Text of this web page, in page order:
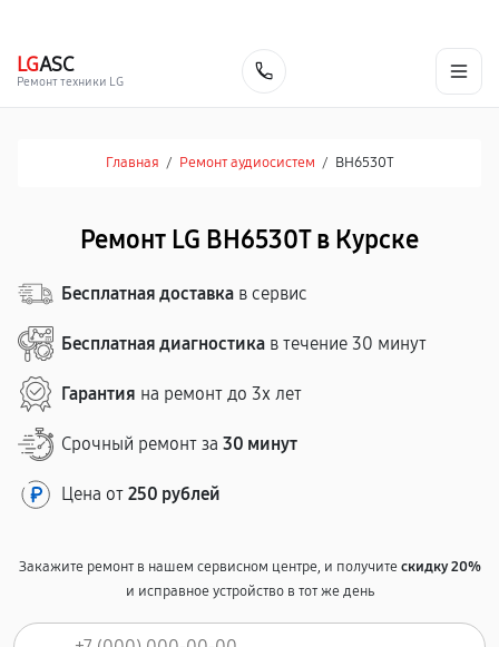
LGASC
Ремонт техники LG
Главная / Ремонт аудиосистем / BH6530T
Ремонт LG BH6530T в Курске
Бесплатная доставка в сервис
Бесплатная диагностика в течение 30 минут
Гарантия на ремонт до 3х лет
Срочный ремонт за 30 минут
Цена от 250 рублей
Закажите ремонт в нашем сервисном центре, и получитескидку 20%
и исправное устройство в тот же день